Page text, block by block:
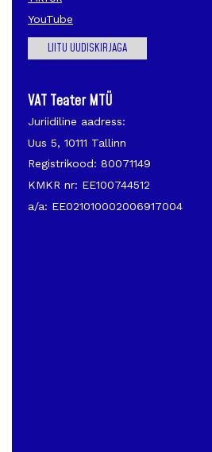
YouTube
LIITU UUDISKIRJAGA
VAT Teater MTÜ
Juriidiline aadress:
Uus 5, 10111 Tallinn
Registrikood: 80071149
KMKR nr: EE100744512
a/a: EE021010002006917004